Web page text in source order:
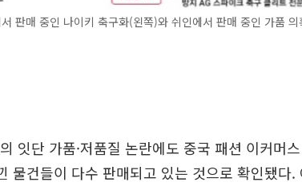
판매 중인 나이키 축구화(왼쪽)와 쉬인에서 판매 중인 가품
잇단 가품·저품질 논란에도 중국 패션 이커머
물건들이 다수 판매되고 있는 것으로 확인됐다